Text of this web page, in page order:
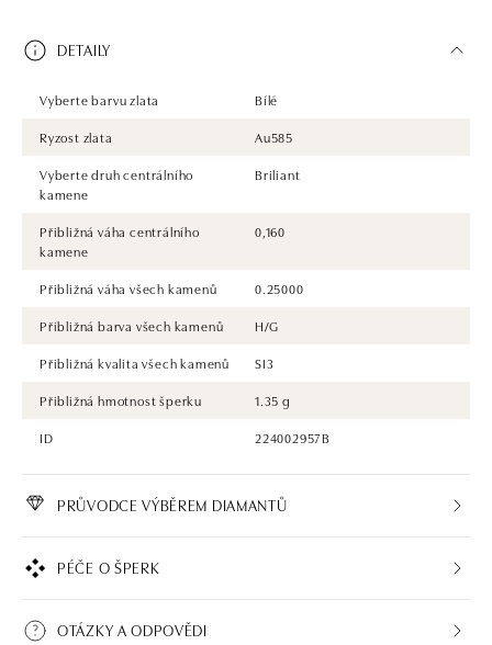
DETAILY
Vyberte barvu zlata
Bílé
Ryzost zlata
Au585
Vyberte druh centrálního
kamene
Briliant
Přibližná váha centrálního
kamene
0,160
Přibližná váha všech kamenů
0.25000
Přibližná barva všech kamenů
H/G
Přibližná kvalita všech kamenů
SI3
Přibližná hmotnost šperku
1.35 g
ID
224002957B
PRŮVODCE VÝBĚREM DIAMANTŮ
PÉČE O ŠPERK
OTÁZKY A ODPOVĚDI